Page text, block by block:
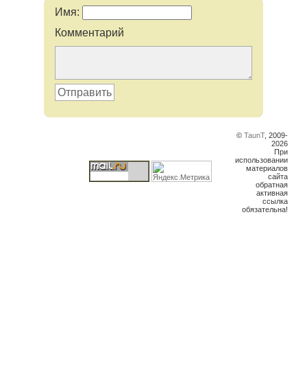
Имя:
Комментарий
Отправить
© TaunT, 2009-
2026
При
использовании
материалов
сайта
обратная
активная
ссылка
обязательна!